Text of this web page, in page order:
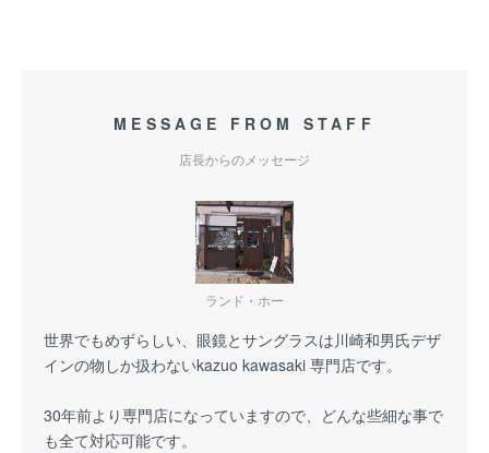
MESSAGE FROM STAFF
店長からのメッセージ
ランド・ホー
世界でもめずらしい、眼鏡とサングラスは川崎和男氏デザ
インの物しか扱わないkazuo kawasaki 専門店です。
30年前より専門店になっていますので、どんな些細な事で
も全て対応可能です。